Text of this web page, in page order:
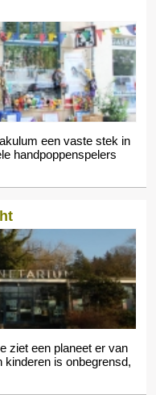
een vaste stek in
handpoppenspelers
ziet een planeet er van
kinderen is onbegrensd,